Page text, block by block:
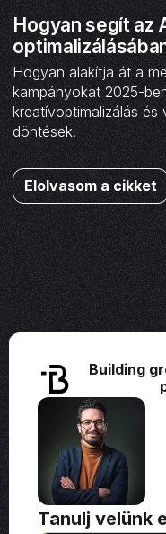
Hogyan segít az
Hogyan alakítja át a
kampányokat 2025-
kreatívoptimalizálás
döntések.
Elolvasom a cikket
Building
Tanulj velünk